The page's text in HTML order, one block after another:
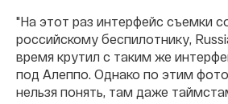
"На этот раз интерфейс съемки
российскому беспилотнику,
время крутил с таким же
под Алеппо. Однако по этим
нельзя понять, там даже